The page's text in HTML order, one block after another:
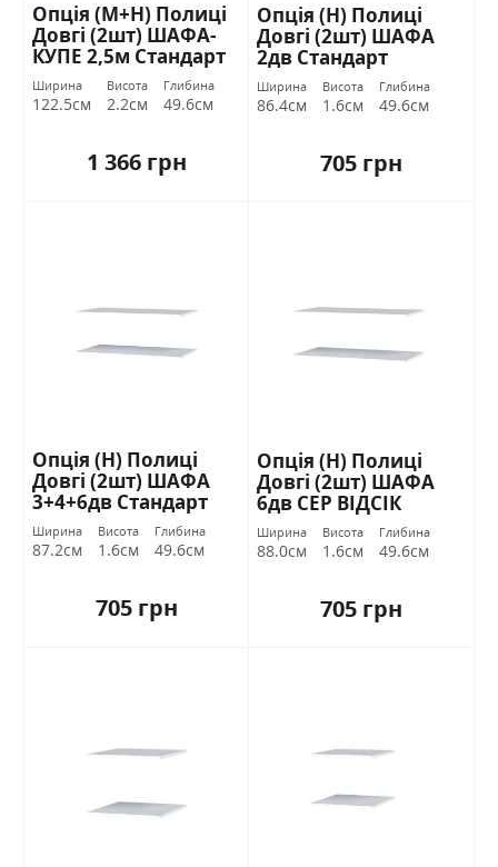
Опція (М+Н) Полиці
Довгі (2шт) ШАФА-
КУПЕ 2,5м Стандарт
Ширина
122.5см
Висота
2.2см
Глибина
49.6см
1 366 грн
Опція (Н) Полиці
Довгі (2шт) ШАФА
2дв Стандарт
Ширина
86.4см
Висота
1.6см
Глибина
49.6см
705 грн
Опція (Н) Полиці
Довгі (2шт) ШАФА
3+4+6дв Стандарт
Ширина
87.2см
Висота
1.6см
Глибина
49.6см
705 грн
Опція (Н) Полиці
Довгі (2шт) ШАФА
6дв СЕР ВІДСІК
Стандарт
Ширина
88.0см
Висота
1.6см
Глибина
49.6см
705 грн